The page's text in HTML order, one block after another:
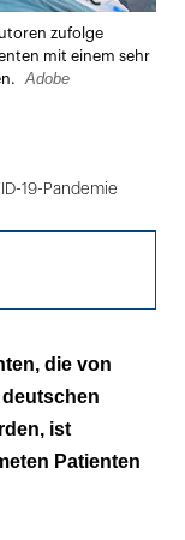
Lightbox
zufolge
mit einem sehr
Adobe
19-Pandemie
von rund
jungen
die von
deutschen
ist
Patienten